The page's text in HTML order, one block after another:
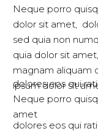
Neque porro
dolor sit amet,
sed quia non
quia dolor sit
magnam aliquam
ipsum dolor sit
dolores eos qui
Neque porro
amet
dolores eos qui